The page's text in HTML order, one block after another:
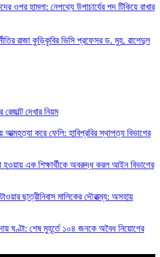
ওপর হামলা: নেপথ্যে উপাচার্যের পদ টিকিয়ে রাখার
রাজা কুড়িকৃবির ভিসি প্রফেসর ড. মুহ. রাশেদুল
দেখার নিয়ম
আত্মহত্যা করে ফেলি: হাবিপ্রবির স্থাপত্য বিভাগের
এক শিক্ষার্থীকে অবরুদ্ধ করল আইন বিভাগের
ছাত্রীনিবাস মালিকের দৌরাত্ম্য: অসহায়
ঘণ্টা: শেষ মুহূর্তে ১০৪ জনকে অবৈধ নিয়োগের